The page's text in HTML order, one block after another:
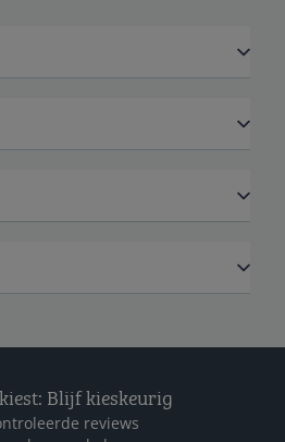
Blijf kieskeurig
reviews